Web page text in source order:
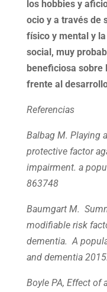
los hobbies y
ocio y a través de
físico y mental y
social, muy
beneficiosa sobre
frente al
Referencias
Balbag M. Playing
protective factor
impairment. a
863748
Baumgart M.
modifiable risk
dementia. A
and dementia
Boyle PA, Effect of